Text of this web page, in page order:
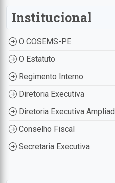
Institucional
O COSEMS-PE
O Estatuto
Regimento Interno
Diretoria Executiva
Diretoria Executiva
Conselho Fiscal
Secretaria Executiva